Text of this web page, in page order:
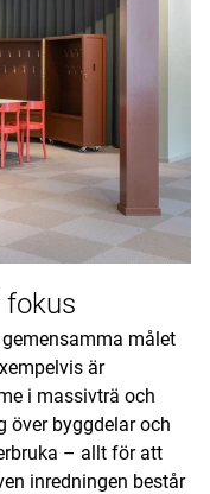
fokus
målet
är
i massivträ och
över byggdelar och
– allt för att
inredningen består